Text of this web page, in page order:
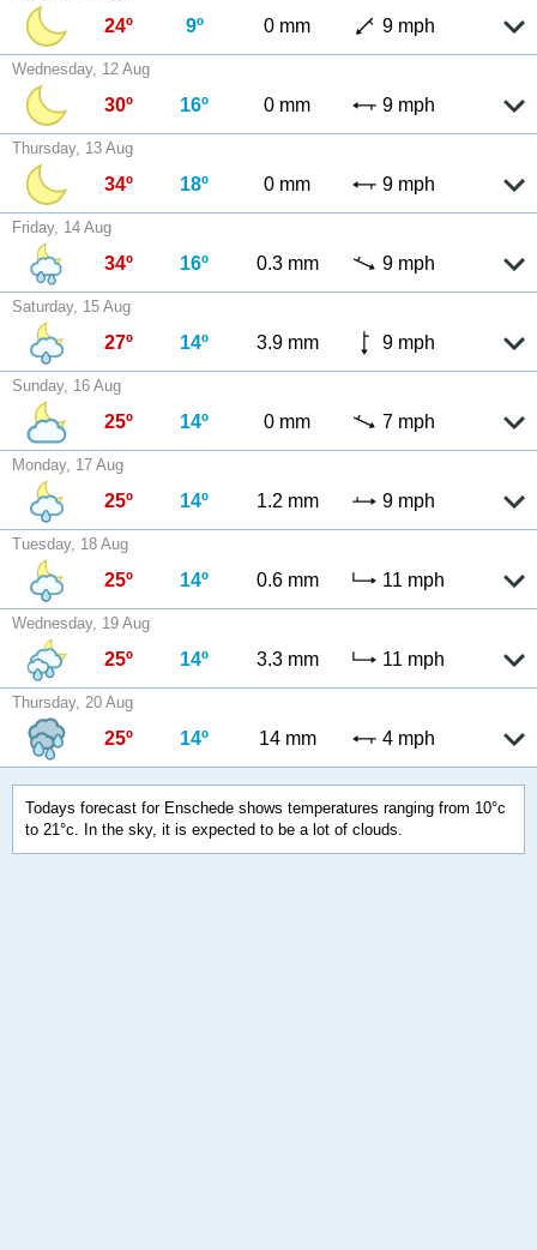
24º 9º 0 mm 9 mph
Wednesday, 12 Aug
30º 16º 0 mm 9 mph
Thursday, 13 Aug
34º 18º 0 mm 9 mph
Friday, 14 Aug
34º 16º 0.3 mm 9 mph
Saturday, 15 Aug
27º 14º 3.9 mm 9 mph
Sunday, 16 Aug
25º 14º 0 mm 7 mph
Monday, 17 Aug
25º 14º 1.2 mm 9 mph
Tuesday, 18 Aug
25º 14º 0.6 mm 11 mph
Wednesday, 19 Aug
25º 14º 3.3 mm 11 mph
Thursday, 20 Aug
25º 14º 14 mm 4 mph
Todays forecast for Enschede shows temperatures ranging from 10°c
to 21°c. In the sky, it is expected to be a lot of clouds.